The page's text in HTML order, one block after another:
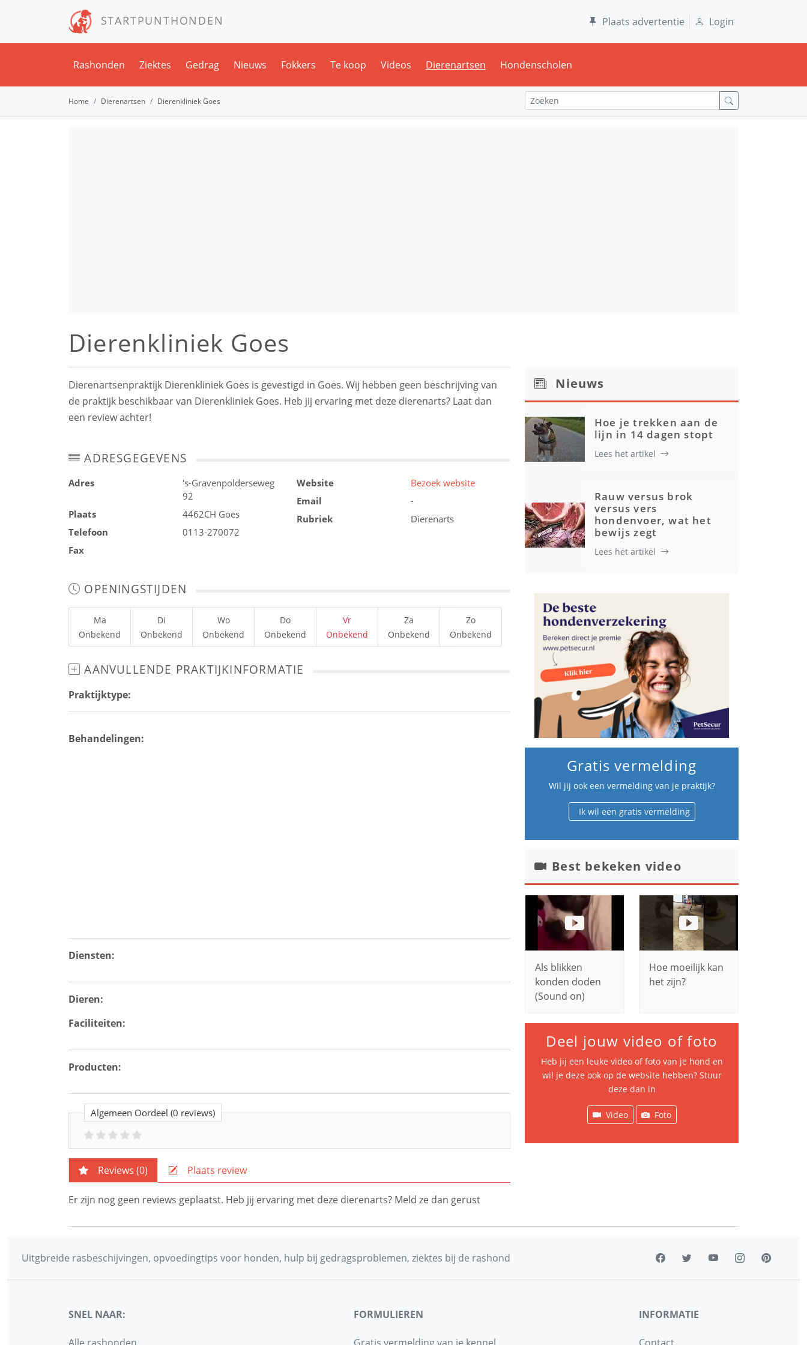
STARTPUNTHONDEN Plaats advertentie Login
Rashonden Ziektes Gedrag Nieuws Fokkers Te koop Videos Dierenartsen Hondenscholen
Home Dierenartsen Dierenkliniek Goes
Dierenkliniek Goes
Dierenartsenpraktijk Dierenkliniek Goes is gevestigd in Goes. Wij hebben geen beschrijving van
de praktijk beschikbaar van Dierenkliniek Goes. Heb jij ervaring met deze dierenarts? Laat dan
een review achter!
ADRESGEGEVENS
Adres
's-Gravenpolderseweg
92
Plaats
4462CH Goes
Telefoon
0113-270072
Fax
Website
Bezoek website
Email
-
Rubriek
Dierenarts
OPENINGSTIJDEN
Ma
Onbekend
Di
Onbekend
Wo
Onbekend
Do
Onbekend
Vr
Onbekend
Za
Onbekend
Zo
Onbekend
AANVULLENDE PRAKTIJKINFORMATIE
Praktijktype:
Behandelingen:
Diensten:
Dieren:
Faciliteiten:
Producten:
Algemeen Oordeel (0 reviews)
Reviews (0) Plaats review
Er zijn nog geen reviews geplaatst. Heb jij ervaring met deze dierenarts? Meld ze dan gerust
Nieuws
Hoe je trekken aan de
lijn in 14 dagen stopt
Lees het artikel
Rauw versus brok
versus vers
hondenvoer, wat het
bewijs zegt
Lees het artikel
Gratis vermelding
Wil jij ook een vermelding van je praktijk?
Ik wil een gratis vermelding
Best bekeken video
Als blikken
konden doden
(Sound on)
Hoe moeilijk kan
het zijn?
Deel jouw video of foto
Heb jij een leuke video of foto van je hond en
wil je deze ook op de website hebben? Stuur
deze dan in
Video Foto
Uitgbreide rasbeschijvingen, opvoedingtips voor honden, hulp bij gedragsproblemen, ziektes bij de rashond
SNEL NAAR: FORMULIEREN INFORMATIE